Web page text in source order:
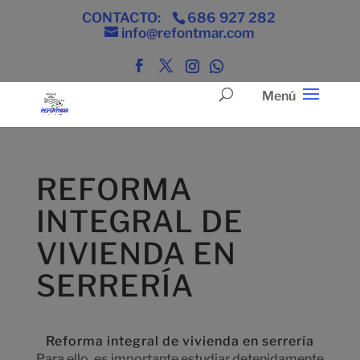
CONTACTO:
686 927 282
info@refontmar.com
REFORMA
INTEGRAL DE
VIVIENDA EN
SERRERÍA
Reforma integral de vivienda en serrería